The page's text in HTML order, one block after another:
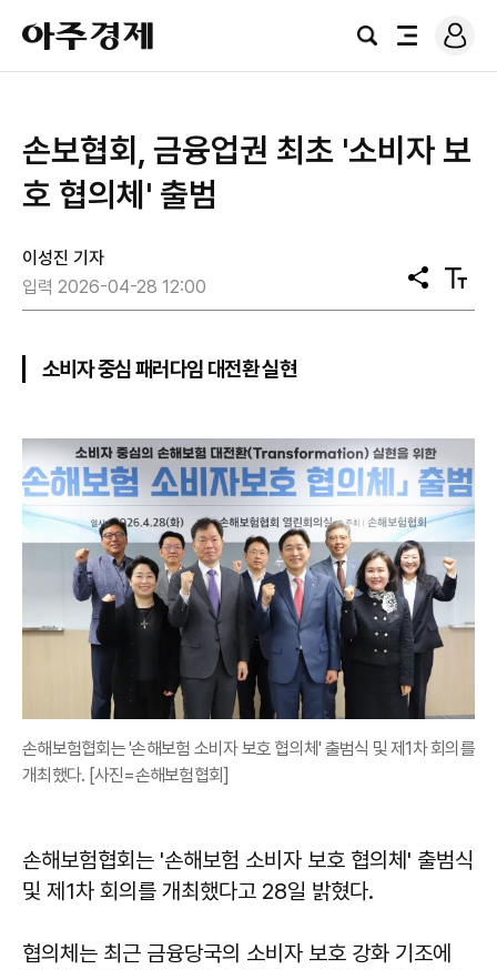
아
주
경
검
전
로
그
손보협회, 금융업권 최초 '소비자 보
호 협의체' 출범
이성진 기자
입력 2026-04-28 12:00
공
유
텍
스
소비자 중심 패러다임 대전환 실현
손해보험협회는 '손해보험 소비자 보호 협의체' 출범식 및 제1차 회의를
개최했다. [사진=손해보험협회]
손해보험협회는 '손해보험 소비자 보호 협의체' 출범식
및 제1차 회의를 개최했다고 28일 밝혔다.
협의체는 최근 금융당국의 소비자 보호 강화 기조에